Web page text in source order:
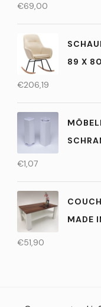
€69,00
89 X
€206,19
€1,07
DE IN
€51,90